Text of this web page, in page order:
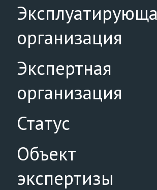
организация
Экспертная
организация
Статус
Объект
экспертизы